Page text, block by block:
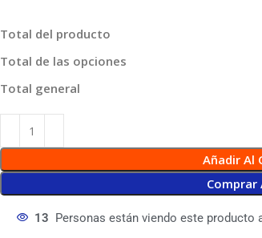
Total del producto
Total de las opciones
Total general
Añadir Al
Comprar
13 Personas están viendo este producto